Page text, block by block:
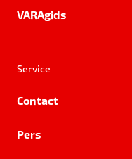
VARAgids
Service
Contact
Pers